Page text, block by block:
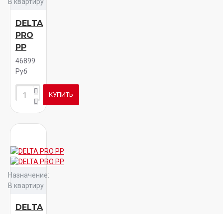
DELTA
PRO
PP
46899
Руб
КУПИТЬ
Назначение:
В квартиру
DELTA